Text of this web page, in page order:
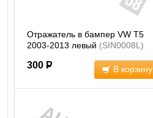
Отражатель в бампер VW T5
2003-2013 левый (SIN0008L)
300 Р В корзину